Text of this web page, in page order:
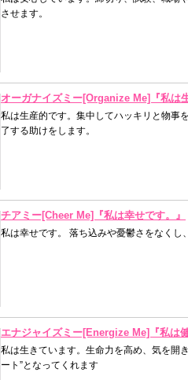
させます。
オーガナイズミー[Organize Me]『私は
私は生産的です。集中してハッキリと物事
了する助けをします。
チアミー[Cheer Me]『私は幸せです。』
私は幸せです。 落ち込みや憂鬱さをなくし
エナジャイズミー[Energize Me]『私は
私は生きています。生命力を高め、気を開
ート”となってくれます